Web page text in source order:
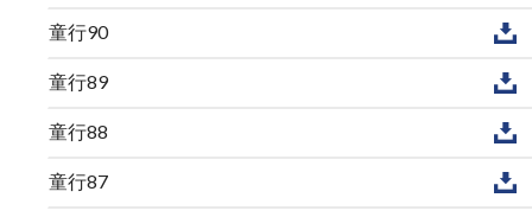
童行90
童行89
童行88
童行87